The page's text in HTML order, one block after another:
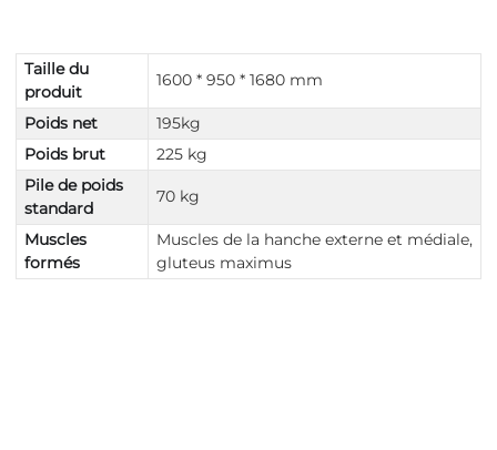
Taille du
produit
1600 * 950 * 1680 mm
Poids net
195kg
Poids brut
225 kg
Pile de poids
standard
70 kg
Muscles
formés
Muscles de la hanche externe et médiale,
gluteus maximus